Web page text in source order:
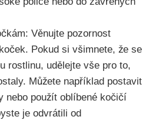
Věnujte pozornost
Pokud si všimnete, že se
rostlinu, udělejte vše pro to,
Můžete například postavit
nebo použít oblíbené kočičí
je odvrátili od